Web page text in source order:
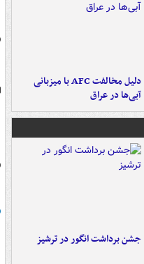
دلیل مخالفت AFC با میزبانی
آبی‌ها در عراق
جشن برداشت انگور در ترشیز